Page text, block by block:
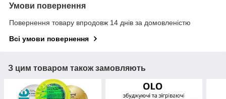
Умови повернення
Повернення товару впродовж 14 днів за домовленістю
Всі умови повернення
З цим товаром також замовляють